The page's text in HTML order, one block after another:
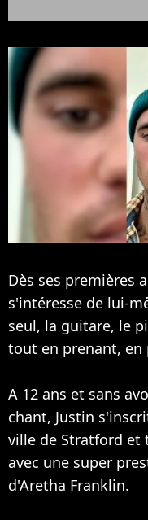
Dès ses premières
s'intéresse de lui-
seul, la guitare, le
tout en prenant, en
A 12 ans et sans
chant, Justin
ville de Stratford et
avec une super
d'Aretha Franklin.